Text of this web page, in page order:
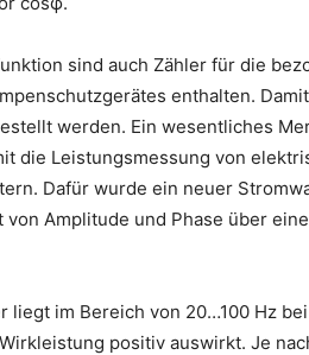
sind auch Zähler für die
enthalten.
werden. Ein wesentliches
die Leistungsmessung von
Dafür wurde ein neuer
von Amplitude und Phase über
liegt im Bereich von 20…100 Hz
positiv auswirkt. Je